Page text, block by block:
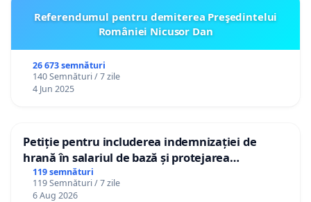
Referendumul pentru demiterea Preşedintelui
României Nicusor Dan
26 673 semnături
140 Semnături / 7 zile
4 Jun 2025
Petiție pentru includerea indemnizației de
hrană în salariul de bază și protejarea
gradațiilor de vechime pentru asistenții
personali
119 semnături
119 Semnături / 7 zile
6 Aug 2026